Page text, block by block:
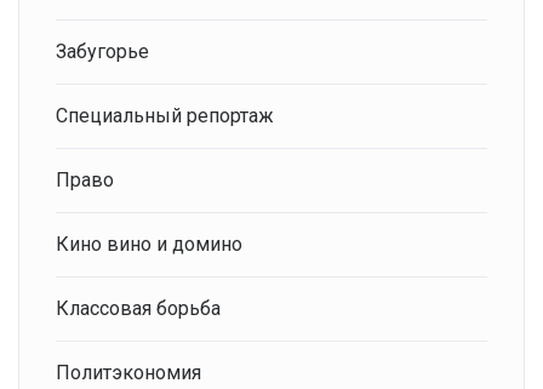
Забугорье
Специальный репортаж
Право
Кино вино и домино
Классовая борьба
Политэкономия